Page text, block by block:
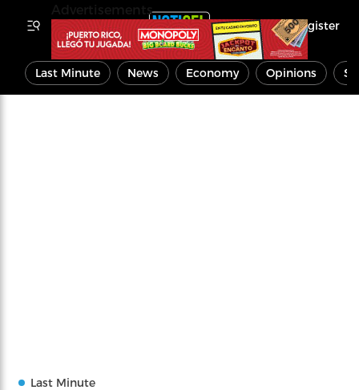
Register
Last Minute News Economy Opinions
Last Minute
Advertisements